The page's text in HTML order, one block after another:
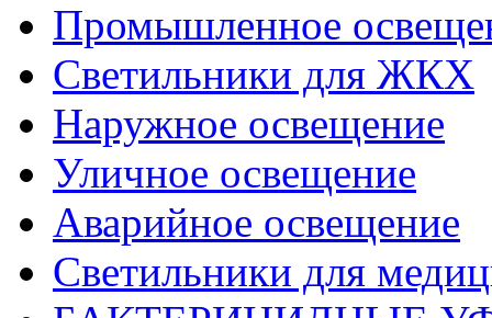
Промышленное
Светильники для ЖКХ
Наружное освещение
Уличное освещение
Аварийное освещение
Светильники для